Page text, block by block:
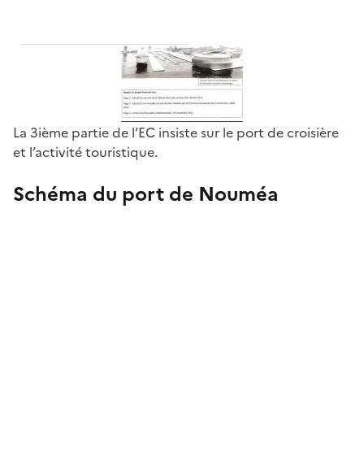
La 3ième partie de l’EC insiste sur le port de croisière
et l’activité touristique.
Schéma du port de Nouméa